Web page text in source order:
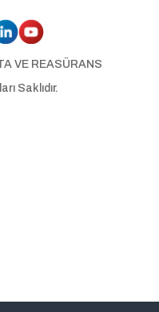
VE REASÜRANS
Saklıdır.